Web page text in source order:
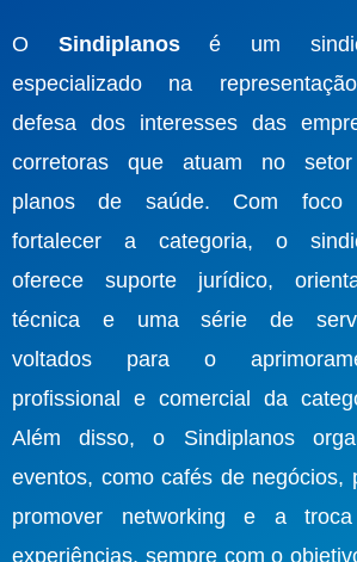
O Sindiplanosé um
especializado na
defesa dos interesses das
corretoras que atuam no
planos de saúde. Com foco
fortalecer a categoria, o
oferece suporte jurídico,
técnica e uma série de
voltados para o
profissional e comercial da
Além disso, o Sindiplanos
eventos, como cafés de negócios,
promover networking e a
experiências, sempre com o